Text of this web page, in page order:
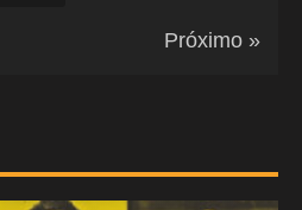
Próximo »